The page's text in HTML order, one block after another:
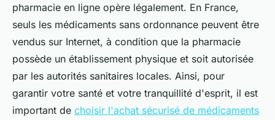
pharmacie en ligne opère légalement. En France,
seuls les médicaments sans ordonnance peuvent être
vendus sur Internet, à condition que la pharmacie
possède un établissement physique et soit autorisée
par les autorités sanitaires locales. Ainsi, pour
garantir votre santé et votre tranquillité d'esprit, il est
important de choisir l'achat sécurisé de médicaments